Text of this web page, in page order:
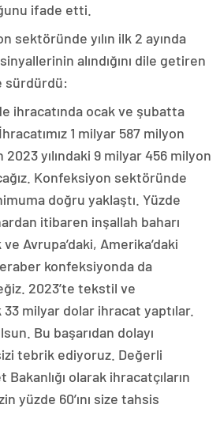
ifade etti.
sektöründe yılın ilk 2 ayında
alındığını dile getiren
sürdürdü:
ihracatında ocak ve şubatta
1 milyar 587 milyon
yılındaki 9 milyar 456 milyon
Konfeksiyon sektöründe
doğru yaklaştı. Yüzde
itibaren inşallah baharı
Avrupa’daki, Amerika’daki
konfeksiyonda da
2023’te tekstil ve
milyar dolar ihracat yaptılar.
Bu başarıdan dolayı
tebrik ediyoruz. Değerli
olarak ihracatçıların
yüzde 60’ını size tahsis